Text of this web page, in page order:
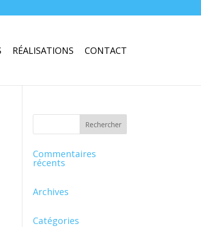
RÉALISATIONS CONTACT
Commentaires
récents
Archives
Catégories